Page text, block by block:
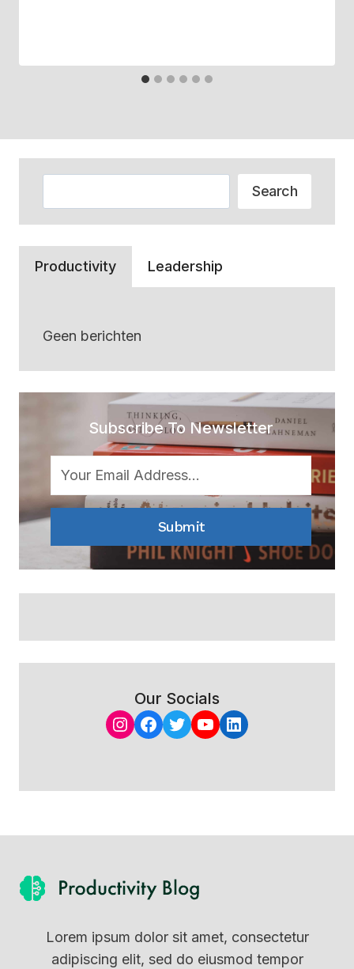
Search
Productivity Leadership
Geen berichten
Subscribe To Newsletter
Submit
Our Socials
Instagram
Facebook
Twitter
YouTube
LinkedIn
Lorem ipsum dolor sit amet, consectetur
adipiscing elit, sed do eiusmod tempor